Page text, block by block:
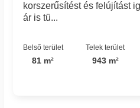
korszerűsítést és felújítást
ár is tü...
Belső terület
81 m²
Telek terület
943 m²